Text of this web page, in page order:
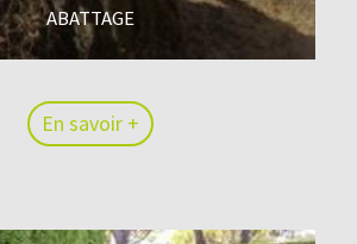
ABATTAGE
En savoir +